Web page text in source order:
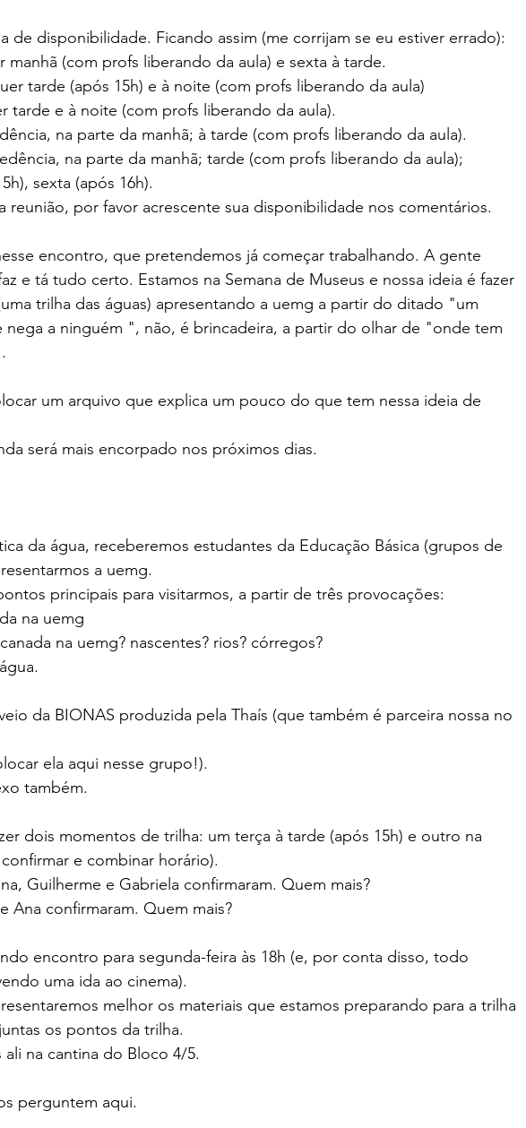
de disponibilidade. Ficando assim (me corrijam se eu estiver errado):
manhã (com profs liberando da aula) e sexta à tarde.
tarde (após 15h) e à noite (com profs liberando da aula)
tarde e à noite (com profs liberando da aula).
na parte da manhã; à tarde (com profs liberando da aula).
na parte da manhã; tarde (com profs liberando da aula);
sexta (após 16h).
reunião, por favor acrescente sua disponibilidade nos comentários.
encontro, que pretendemos já começar trabalhando. A gente
e tá tudo certo. Estamos na Semana de Museus e nossa ideia é fazer
trilha das águas) apresentando a uemg a partir do ditado "um
nega a ninguém ", não, é brincadeira, a partir do olhar de "onde tem
um arquivo que explica um pouco do que tem nessa ideia de
será mais encorpado nos próximos dias.
da água, receberemos estudantes da Educação Básica (grupos de
a uemg.
principais para visitarmos, a partir de três provocações:
na uemg
na uemg? nascentes? rios? córregos?
da BIONAS produzida pela Thaís (que também é parceira nossa no
ela aqui nesse grupo!).
também.
dois momentos de trilha: um terça à tarde (após 15h) e outro na
e combinar horário).
Guilherme e Gabriela confirmaram. Quem mais?
Ana confirmaram. Quem mais?
encontro para segunda-feira às 18h (e, por conta disso, todo
uma ida ao cinema).
melhor os materiais que estamos preparando para a trilha
os pontos da trilha.
na cantina do Bloco 4/5.
perguntem aqui.